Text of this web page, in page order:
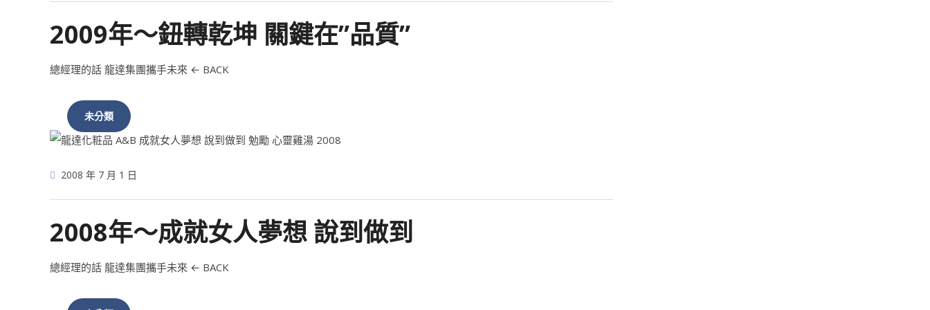
2009年～鈕轉乾坤 關鍵在”品質”
總經理的話 龍達集團攜手未來 ← BACK
未分類
2008 年 7 月 1 日
2008年～成就女人夢想 說到做到
總經理的話 龍達集團攜手未來 ← BACK